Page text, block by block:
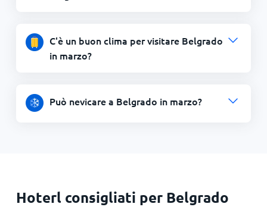
C'è un buon clima per visitare Belgrado
in marzo?
Può nevicare a Belgrado in marzo?
Hoterl consigliati per Belgrado